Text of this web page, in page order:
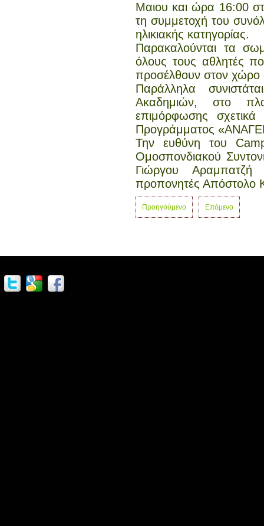
Μαιου και ώρα 16:00
τη συμμετοχή του
ηλικιακής κατηγορίας.
Παρακαλούνται τα
όλους τους αθλητές
προσέλθουν στον χώρο
Παράλληλα
Ακαδημιών, στο
επιμόρφωσης
Προγράμματος
Την ευθύνη του C
Ομοσπονδιακού
Γιώργου
προπονητές Απόστολο
Προηγούμενο Επόμενο